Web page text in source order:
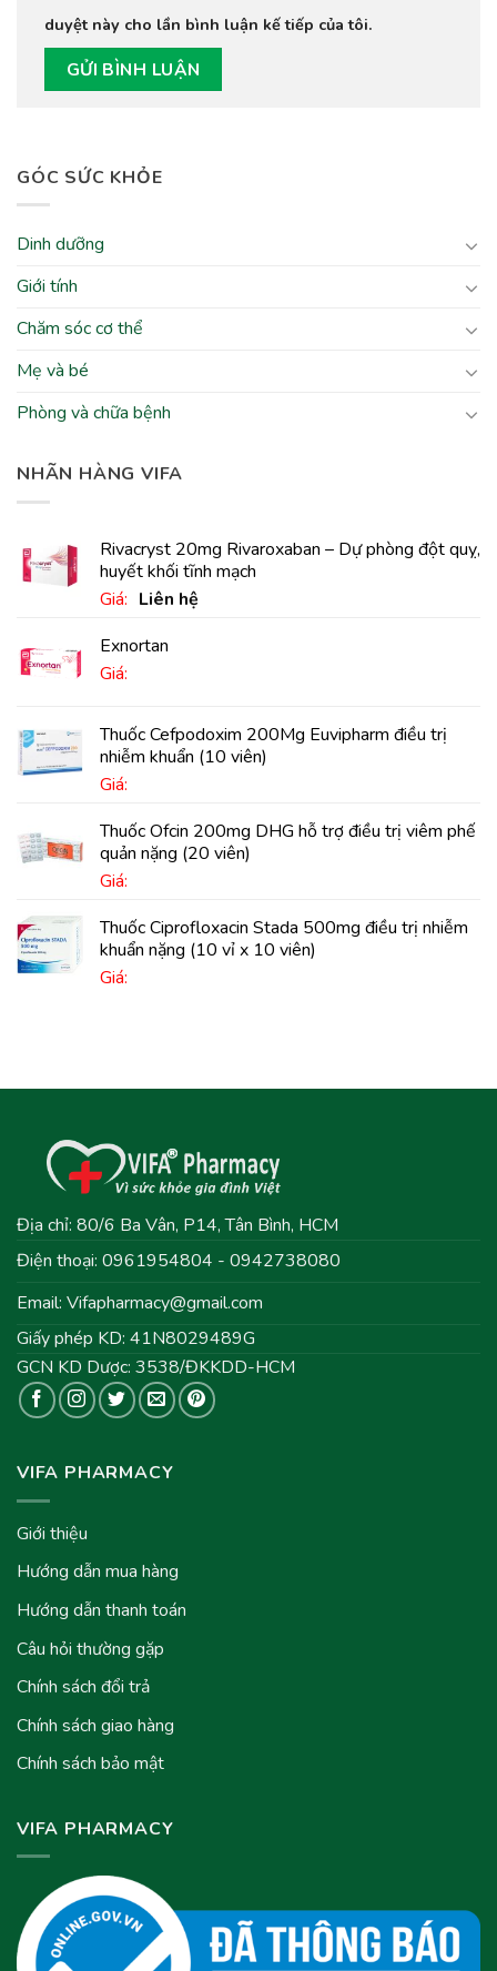
GÓC SỨC KHỎE
Dinh dưỡng
Giới tính
Chăm sóc cơ thể
Mẹ và bé
Phòng và chữa bệnh
NHÃN HÀNG VIFA
Rivacryst 20mg Rivaroxaban – Dự phòng đột quỵ,
huyết khối tĩnh mạch
Giá: Liên hệ
Exnortan
Giá:
Thuốc Cefpodoxim 200Mg Euvipharm điều trị
nhiễm khuẩn (10 viên)
Giá:
Thuốc Ofcin 200mg DHG hỗ trợ điều trị viêm phế
quản nặng (20 viên)
Giá:
Thuốc Ciprofloxacin Stada 500mg điều trị nhiễm
khuẩn nặng (10 vỉ x 10 viên)
Giá:
duyệt này cho lần bình luận kế tiếp của tôi.
Địa chỉ: 80/6 Ba Vân, P14, Tân Bình, HCM
Điện thoại: 0961954804 - 0942738080
Email: Vifapharmacy@gmail.com
Giấy phép KD: 41N8029489G
GCN KD Dược: 3538/ĐKKDD-HCM
VIFA PHARMACY
Giới thiệu
Hướng dẫn mua hàng
Hướng dẫn thanh toán
Câu hỏi thường gặp
Chính sách đổi trả
Chính sách giao hàng
Chính sách bảo mật
VIFA PHARMACY